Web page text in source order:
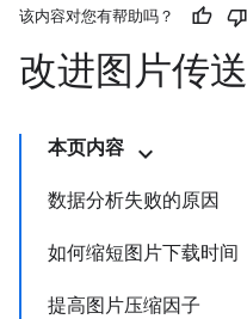
该内容对您有帮助吗？
改进图片传送
本页内容
数据分析失败的原因
如何缩短图片下载时间
提高图片压缩因子